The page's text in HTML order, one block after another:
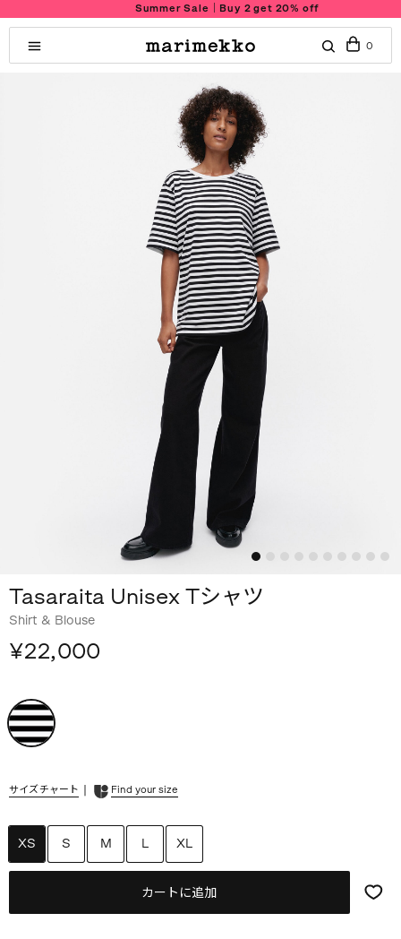
Summer Sale｜Buy 2 get 20% off
0
Tasaraita Unisex Tシャツ
Shirt & Blouse
¥22,000
サイズチャート Find your size
XS S M L XL
カートに追加